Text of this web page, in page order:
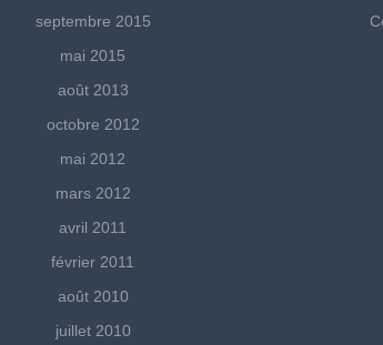
septembre 2015
mai 2015
août 2013
octobre 2012
mai 2012
mars 2012
avril 2011
février 2011
août 2010
juillet 2010